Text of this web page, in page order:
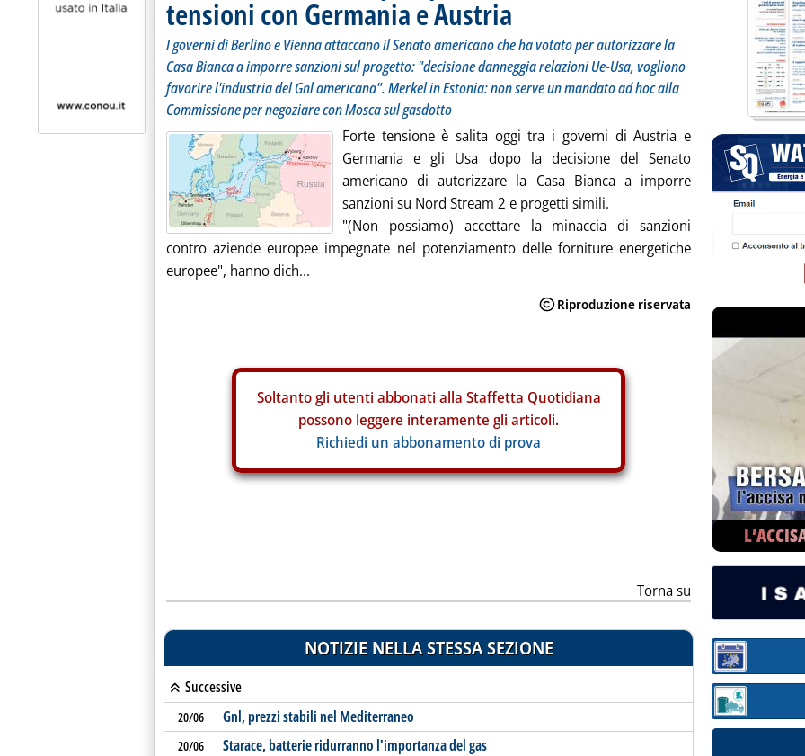
tensioni con Germania e Austria
I governi di Berlino e Vienna attaccano il Senato americano che ha votato per autorizzare la
Casa Bianca a imporre sanzioni sul progetto: "decisione danneggia relazioni Ue-Usa, vogliono
favorire l'industria del Gnl americana". Merkel in Estonia: non serve un mandato ad hoc alla
Commissione per negoziare con Mosca sul gasdotto
Forte tensione è salita oggi tra i governi di Austria e
Germania e gli Usa dopo la decisione del Senato
americano di autorizzare la Casa Bianca a imporre
sanzioni su Nord Stream 2 e progetti simili.
"(Non possiamo) accettare la minaccia di sanzioni
contro aziende europee impegnate nel potenziamento delle forniture energetiche
europee", hanno dich...
Soltanto gli utenti abbonati alla Staffetta Quotidiana
possono leggere interamente gli articoli.
Richiedi un abbonamento di prova
Torna su
NOTIZIE NELLA STESSA SEZIONE
Successive
20/06 Gnl, prezzi stabili nel Mediterraneo
20/06 Starace, batterie ridurranno l'importanza del gas
Sezione:
Sezione: